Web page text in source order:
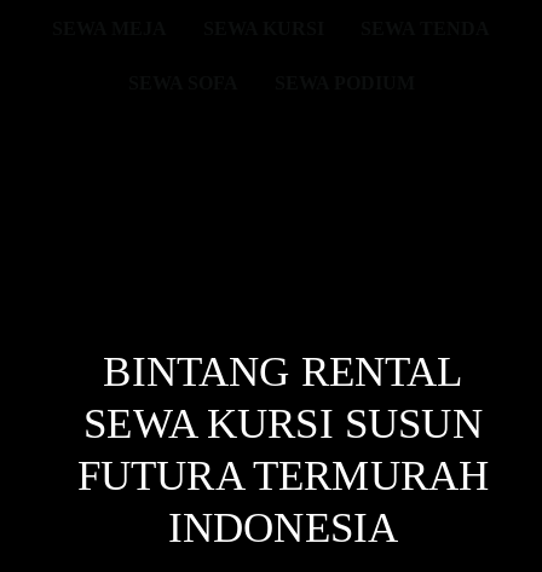
BINTANG RENTAL
SEWA KURSI SUSUN
FUTURA TERMURAH
INDONESIA